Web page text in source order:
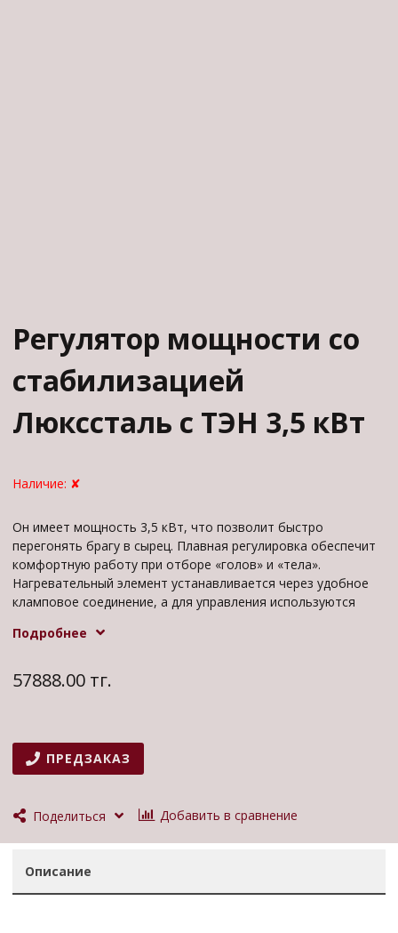
Регулятор мощности со
стабилизацией
Люкссталь с ТЭН 3,5 кВт
Наличие: ✘
Он имеет мощность 3,5 кВт, что позволит быстро
перегонять брагу в сырец. Плавная регулировка обеспечит
комфортную работу при отборе «голов» и «тела».
Нагревательный элемент устанавливается через удобное
кламповое соединение, а для управления используются
Дополнительно эта модель оснащена вольтметром,
Подробнее
57888.00 тг.
ПРЕДЗАКАЗ
Поделиться Добавить в сравнение
Описание